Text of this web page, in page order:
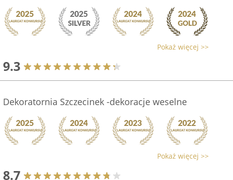
Pokaż więcej >>
9.3
Dekoratornia Szczecinek -dekoracje weselne
Pokaż więcej >>
8.7